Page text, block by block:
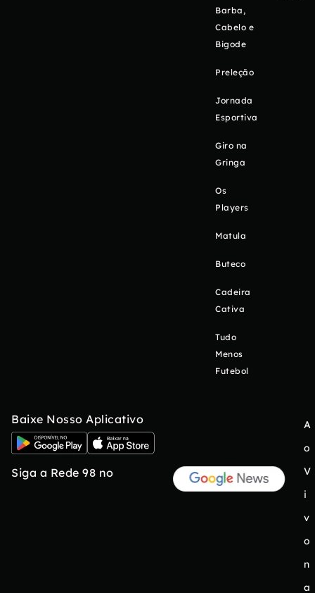
Barba,
Cabelo e
Bigode
Preleção
Jornada
Esportiva
Giro na
Gringa
Os
Players
Matula
Buteco
Cadeira
Cativa
Tudo
Menos
Futebol
Baixe Nosso Aplicativo
Siga a Rede 98 no
A
o
V
i
v
o
n
a